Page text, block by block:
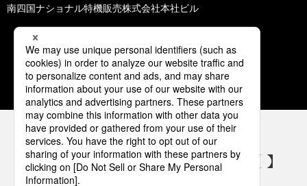
南四国ナショナル特機販売株式会社本社ビル
1 2 3 4 5
パナソニックの電気設備 SNSアカウント